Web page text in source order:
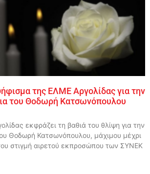
της ΕΛΜΕ Αργολίδας για την
του Θοδωρή Κατσωνόπουλου
εκφράζει τη βαθιά του θλίψη για την
Θοδωρή Κατσωνόπουλου, μάχιμου μέχρι
στιγμή αιρετού εκπροσώπου των ΣΥΝΕΚ